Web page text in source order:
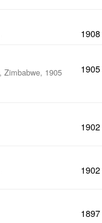
1908
Zimbabwe, 1905 1905
1902
1902
1897